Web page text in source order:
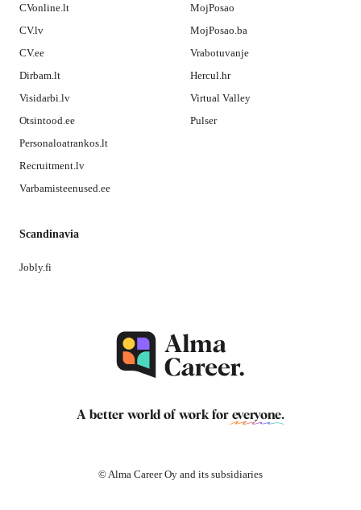
CVonline.lt
CV.lv
CV.ee
Dirbam.lt
Visidarbi.lv
Otsintood.ee
Personaloatrankos.lt
Recruitment.lv
Varbamisteenused.ee
MojPosao
MojPosao.ba
Vrabotuvanje
Hercul.hr
Virtual Valley
Pulser
Scandinavia
Jobly.fi
A better world of work for everyone.
© Alma Career Oy and its subsidiaries